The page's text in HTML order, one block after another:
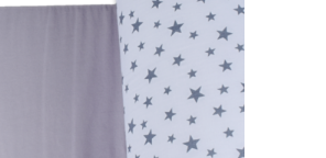
Dodaj u košaricu